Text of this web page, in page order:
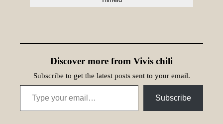
Discover more from Vivis chili
Subscribe to get the latest posts sent to your email.
Type your email…
Subscribe